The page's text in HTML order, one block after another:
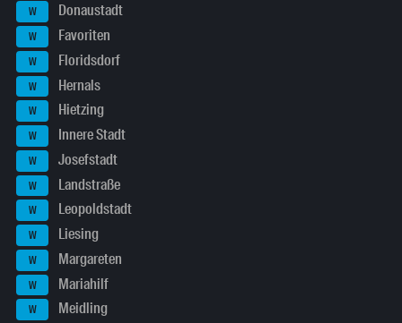
W Donaustadt
W Favoriten
W Floridsdorf
W Hernals
W Hietzing
W Innere Stadt
W Josefstadt
W Landstraße
W Leopoldstadt
W Liesing
W Margareten
W Mariahilf
W Meidling